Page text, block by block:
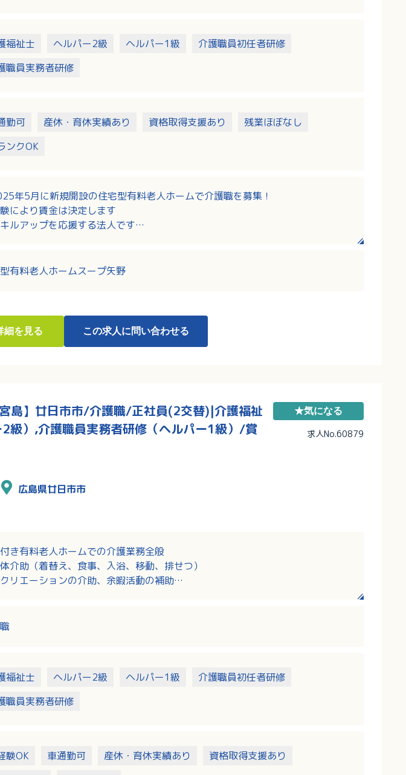
や性別に関わらず幅広い世代の方にご活躍いただける環境です。
福祉士 ヘルパー2級 ヘルパー1級
介護職員初任者研修
職員実務者研修
勤可 産休・育休実績あり 資格取得支援あり
残業ほぼなし
ンクOK
年5月に新規開設の住宅型有料老人ホームで介護職を募集！
験により賃金は決定します
キルアップを応援する法人です
有料老人ホームスープ矢野
細を見る この求人に問い合わせる
島】廿日市市/介護職/正社員(2交替)|介護福祉
級）,介護職員実務者研修（ヘルパー1級）/賞
広島県廿日市市
★気になる
求人No.60879
き有料老人ホームでの介護業務全般
体介助（着替え、食事、入浴、移動、排せつ）
クリエーションの介助、余暇活動の補助
ています。
福祉士 ヘルパー2級 ヘルパー1級
介護職員初任者研修
職員実務者研修
験OK 車通勤可 産休・育休実績あり
資格取得支援あり